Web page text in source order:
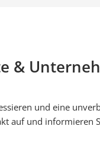
&
und eine
auf und informieren